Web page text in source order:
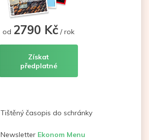
od 2790 Kč / rok
Získat
předplatné
Tištěný časopis do schránky
Newsletter Ekonom Menu